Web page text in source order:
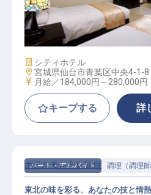
宿泊予約
施設業態
シティホテル
勤務地
宮城県仙台市青葉区中央4-1-8
給与
月給／184,000円～ 280,000円
キープする 詳
パート・アルバイト 調理（調理師
ホテルモントレ仙台
東北の味を彩る、あなたの技と情